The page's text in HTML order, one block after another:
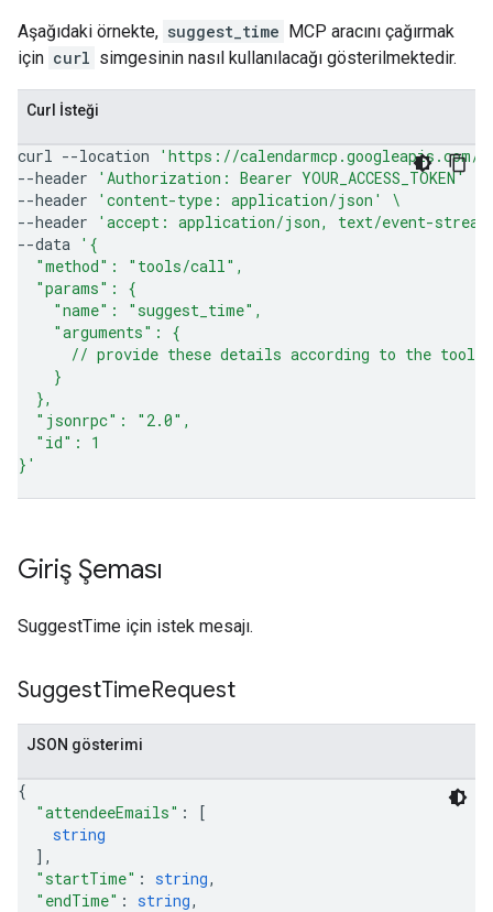
Aşağıdaki örnekte, suggest_time MCP aracını çağırmak
için curl simgesinin nasıl kullanılacağı gösterilmektedir.
Curl İsteği
curl --location
'https://calendarmcp.googleapis.com/
--header
'Authorization: Bearer YOUR_ACCESS_TOKEN'
--header
'content-type: application/json'
\
--header
'accept: application/json, text/event-
--data '{
  "method": "tools/call",
  "params": {
    "name": "suggest_time",
    "arguments": {
// provide these details according to the tool
    }
  },
  "jsonrpc": "2.0",
  "id": 1
}'
Giriş Şeması
SuggestTime için istek mesajı.
SuggestTimeRequest
JSON gösterimi
{
"attendeeEmails" :
[
string
] ,
"startTime" : string,
"endTime" : string,